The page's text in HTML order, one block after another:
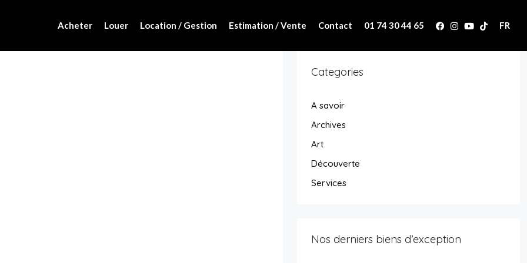
Acheter Louer Location / Gestion Estimation / Vente Contact 01 74 30 44 65 FR
Categories
A savoir
Archives
Art
Découverte
Services
Nos derniers biens d’exception